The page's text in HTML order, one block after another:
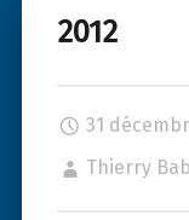
2012
31
Thierry